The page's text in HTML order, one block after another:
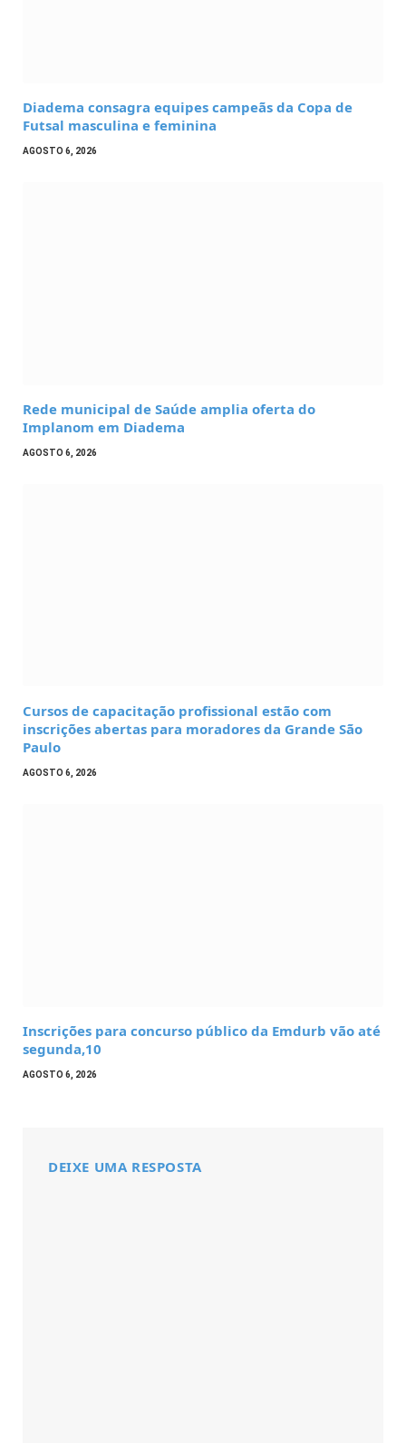
Diadema consagra equipes campeãs da Copa de
Futsal masculina e feminina
AGOSTO 6, 2026
Rede municipal de Saúde amplia oferta do
Implanom em Diadema
AGOSTO 6, 2026
Cursos de capacitação profissional estão com
inscrições abertas para moradores da Grande São
Paulo
AGOSTO 6, 2026
Inscrições para concurso público da Emdurb vão até
segunda,10
AGOSTO 6, 2026
DEIXE UMA RESPOSTA